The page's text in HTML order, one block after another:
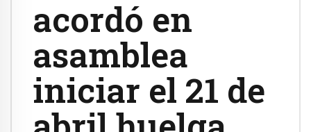
acordó en
asamblea
iniciar el 21 de